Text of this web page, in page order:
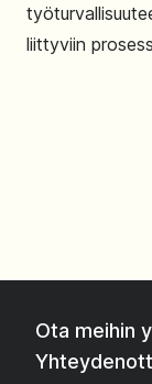
liittyviin
Ota meihin